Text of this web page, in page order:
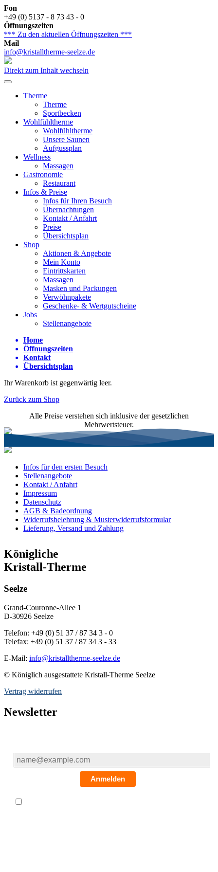
Fon
+49 (0) 5137 - 8 73 43 - 0
Öffnungszeiten
*** Zu den aktuellen Öffnungszeiten ***
Mail
info@kristalltherme-seelze.de
Direkt zum Inhalt wechseln
Therme
Therme
Sportbecken
Wohlfühltherme
Wohlfühltherme
Unsere Saunen
Aufgussplan
Wellness
Massagen
Gastronomie
Restaurant
Infos & Preise
Infos für Ihren Besuch
Übernachtungen
Kontakt / Anfahrt
Preise
Übersichtsplan
Shop
Aktionen & Angebote
Mein Konto
Eintrittskarten
Massagen
Masken und Packungen
Verwöhnpakete
Geschenke- & Wertgutscheine
Jobs
Stellenangebote
Home
Öffnungszeiten
Kontakt
Übersichtsplan
Ihr Warenkorb ist gegenwärtig leer.
Zurück zum Shop
Alle Preise verstehen sich inklusive der gesetzlichen
Mehrwertsteuer.
Infos für den ersten Besuch
Stellenangebote
Kontakt / Anfahrt
Impressum
Datenschutz
AGB & Badeordnung
Widerrufsbelehrung & Musterwiderrufsformular
Lieferung, Versand und Zahlung
Königliche
Kristall-Therme
Seelze
Grand-Couronne-Allee 1
D-30926 Seelze
Telefon: +49 (0) 51 37 / 87 34 3 - 0
Telefax: +49 (0) 51 37 / 87 34 3 - 33
E-Mail: info@kristalltherme-seelze.de
© Königlich ausgestattete Kristall-Therme Seelze
Vertrag widerrufen
Newsletter
Anmelden